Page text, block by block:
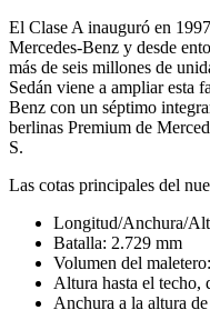
El Clase A inauguró en
Mercedes-Benz y desde
más de seis millones de
Sedán viene a ampliar esta
Benz con un séptimo
berlinas Premium de
S.
Las cotas principales del
Longitud/Anchura/
Batalla: 2.729 mm
Volumen del
Altura hasta el techo,
Anchura a la altura